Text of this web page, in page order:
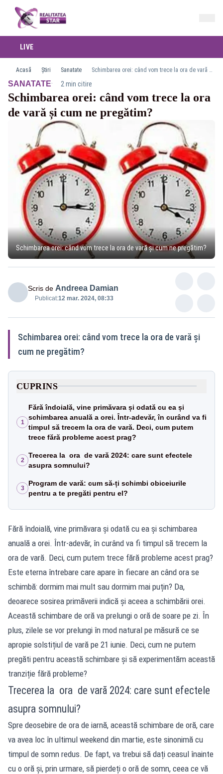
LIVE
Acasă Știri Sanatate Schimbarea orei: când vom trece la ora de vară și cum ne pregătim?
SANATATE· 2 min citire
Schimbarea orei: când vom trece la ora
de vară și cum ne pregătim?
Schimbarea orei: când vom trece la ora de vară și cum ne pregătim?
Scris de Andreea Damian
Publicat:12 mar. 2024, 08:33
Schimbarea orei: când vom trece la ora de vară și
cum ne pregătim?
CUPRINS
1
Fără îndoială, vine primăvara și odată cu ea și
schimbarea anuală a orei. Într-adevăr, în curând va fi
timpul să trecem la ora de vară. Deci, cum putem
trece fără probleme acest prag?
2
Trecerea la ora de vară 2024: care sunt efectele
asupra somnului?
3
Program de vară: cum să-ți schimbi obiceiurile
pentru a te pregăti pentru el?
Fără îndoială, vine primăvara și odată cu ea și schimbarea
anuală a orei. Într-adevăr, în curând va fi timpul să trecem la
ora de vară. Deci, cum putem trece fără probleme acest prag?
Este eterna întrebare care apare în fiecare an când ora se
schimbă: dormim mai mult sau dormim mai puțin? Da,
deoarece sosirea primăverii indică și aceea a schimbării orei.
Această schimbare de oră va prelungi o oră de soare pe zi. În
plus, zilele se vor prelungi în mod natural pe măsură ce se
apropie solstițiul de vară pe 21 iunie. Deci, cum ne putem
pregăti pentru această schimbare și să experimentăm această
tranziție fără probleme?
Trecerea la ora de vară 2024: care sunt efectele
asupra somnului?
Spre deosebire de ora de iarnă, această schimbare de oră, care
va avea loc în ultimul weekend din martie, este sinonimă cu
timpul de somn redus. De fapt, va trebui să dați ceasul înainte
cu o oră și, prin urmare, să pierdeți o oră de somn, ceea ce vă